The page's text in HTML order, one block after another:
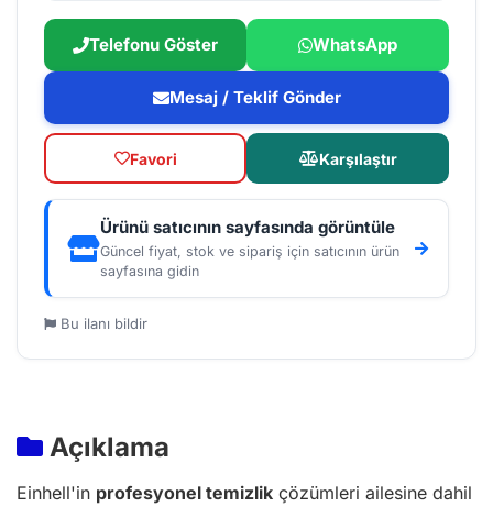
Telefonu Göster WhatsApp
Mesaj / Teklif Gönder
Favori Karşılaştır
Ürünü satıcının sayfasında görüntüle
Güncel fiyat, stok ve sipariş için satıcının ürün
sayfasına gidin
Bu ilanı bildir
Açıklama
Einhell'in profesyonel temizlik çözümleri ailesine dahil